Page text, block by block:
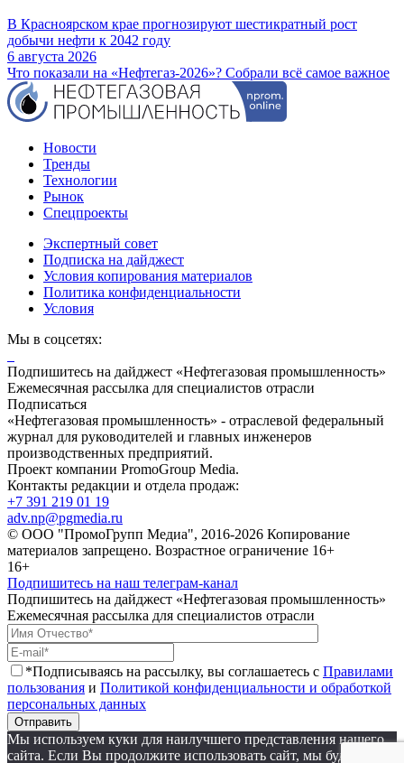
В Красноярском крае прогнозируют шестикратный рост
добычи нефти к 2042 году
6 августа 2026
Что показали на «Нефтегаз-2026»? Собрали всё самое важное
Новости
Тренды
Технологии
Рынок
Спецпроекты
Экспертный совет
Подписка на дайджест
Условия копирования материалов
Политика конфиденциальности
Условия
Мы в соцсетях:
Подпишитесь на дайджест «Нефтегазовая промышленность»
Ежемесячная рассылка для специалистов отрасли
Подписаться
«Нефтегазовая промышленность» - отраслевой федеральный
журнал для руководителей и главных инженеров
производственных предприятий.
Проект компании PromoGroup Media.
Контакты редакции и отдела продаж:
+7 391 219 01 19
adv.np@pgmedia.ru
© ООО "ПромоГрупп Медиа", 2016-2026 Копирование
материалов запрещено. Возрастное ограничение 16+
16+
Подпишитесь на наш телеграм-канал
Подпишитесь на дайджест «Нефтегазовая промышленность»
Ежемесячная рассылка для специалистов отрасли
*Подписываясь на рассылку, вы соглашаетесь с Правилами
пользования и Политикой конфиденциальности и обработкой
персональных данных
Отправить
Мы используем куки для наилучшего представления нашего
сайта. Если Вы продолжите использовать сайт, мы будем